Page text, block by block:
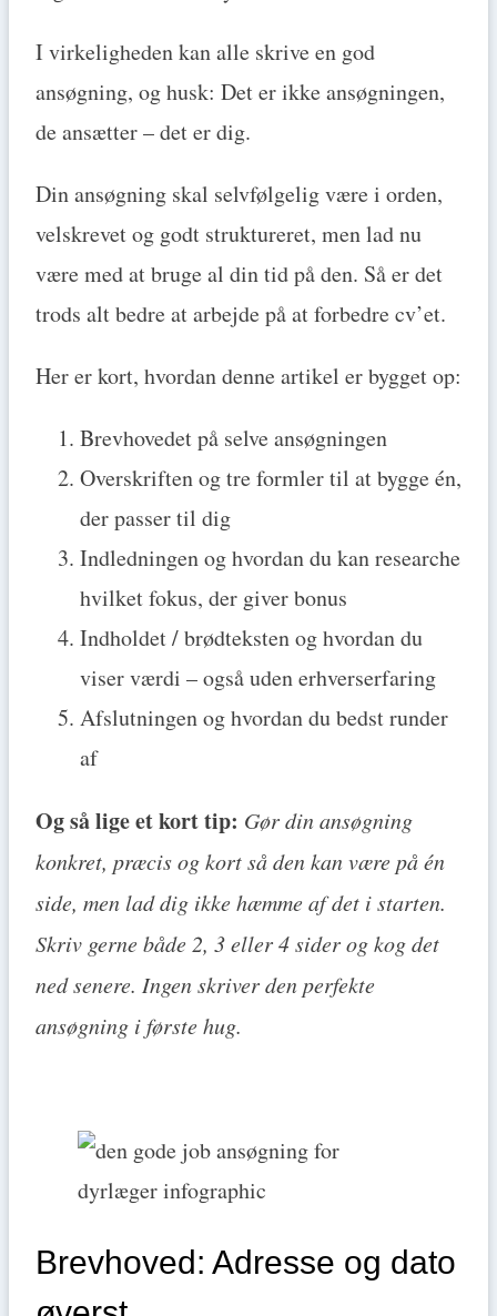
I virkeligheden kan alle skrive en god
ansøgning, og husk: Det er ikke ansøgningen,
de ansætter – det er dig.
Din ansøgning skal selvfølgelig være i orden,
velskrevet og godt struktureret, men lad nu
være med at bruge al din tid på den. Så er det
trods alt bedre at arbejde på at forbedre cv’et.
Her er kort, hvordan denne artikel er bygget op:
Brevhovedet på selve ansøgningen
Overskriften og tre formler til at bygge én,
der passer til dig
Indledningen og hvordan du kan researche
hvilket fokus, der giver bonus
Indholdet / brødteksten og hvordan du
viser værdi – også uden erhverserfaring
Afslutningen og hvordan du bedst runder
af
Og så lige et kort tip: Gør din ansøgning
konkret, præcis og kort så den kan være på én
side, men lad dig ikke hæmme af det i starten.
Skriv gerne både 2, 3 eller 4 sider og kog det
ned senere. Ingen skriver den perfekte
ansøgning i første hug.
Brevhoved: Adresse og dato